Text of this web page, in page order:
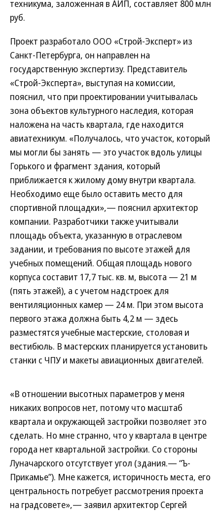
техникума, заложенная в АИП, составляет 800 млн
руб.
Проект разработало ООО «Строй-Эксперт» из
Санкт-Петербурга, он направлен на
государственную экспертизу. Представитель
«Строй-Эксперта», выступая на комиссии,
пояснил, что при проектировании учитывалась
зона объектов культурного наследия, которая
наложена на часть квартала, где находится
авиатехникум. «Получалось, что участок, который
мы могли бы занять — это участок вдоль улицы
Горького и фрагмент здания, который
приближается к жилому дому внутри квартала.
Необходимо еще было оставить место для
спортивной площадки»,— пояснил архитектор
компании. Разработчики также учитывали
площадь объекта, указанную в отраслевом
задании, и требования по высоте этажей для
учебных помещений. Общая площадь нового
корпуса составит 17,7 тыс. кв. м, высота — 21 м
(пять этажей), а с учетом надстроек для
вентиляционных камер — 24 м. При этом высота
первого этажа должна быть 4,2 м — здесь
разместятся учебные мастерские, столовая и
вестибюль. В мастерских планируется установить
станки с ЧПУ и макеты авиационных двигателей.
«В отношении высотных параметров у меня
никаких вопросов нет, потому что масштаб
квартала и окружающей застройки позволяет это
сделать. Но мне странно, что у квартала в центре
города нет квартальной застройки. Со стороны
Луначарского отсутствует угол (здания.— “Ъ-
Прикамье”). Мне кажется, историчность места, его
центральность потребует рассмотрения проекта
на градсовете»,— заявил архитектор Сергей